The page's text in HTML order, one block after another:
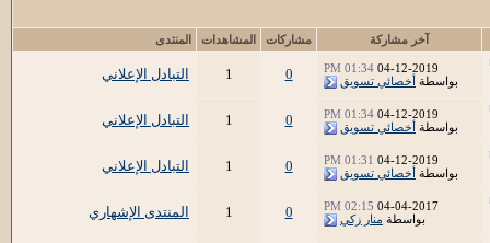
آخر مشاركة مشاركات المشاهدات المنتدى
04-12-2019
01:34 PM
بواسطة أخصائي تسويق 0
1 التبادل الإعلاني
04-12-2019
01:34 PM
بواسطة أخصائي تسويق 0
1 التبادل الإعلاني
04-12-2019
01:31 PM
بواسطة أخصائي تسويق 0
1 التبادل الإعلاني
04-04-2017
02:15 PM
بواسطة منار زكي 0
1 المنتدى الإشهاري